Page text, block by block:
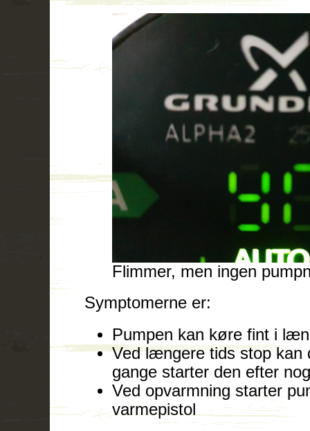
Flimmer, men ingen
Symptomerne er:
Pumpen kan køre fint i
Ved længere tids stop kan
gange starter den efter
Ved opvarmning starter
varmepistol